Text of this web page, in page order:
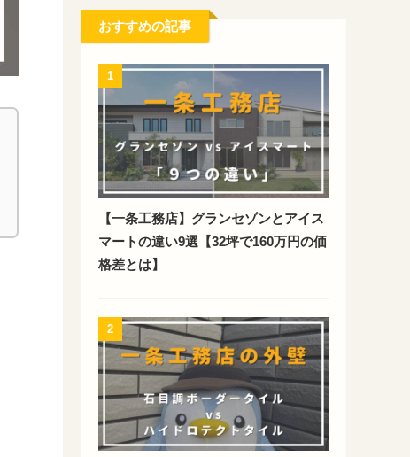
おすすめの記事
1
【一条工務店】グランセゾンとアイス
マートの違い9選【32坪で160万円の価
格差とは】
2